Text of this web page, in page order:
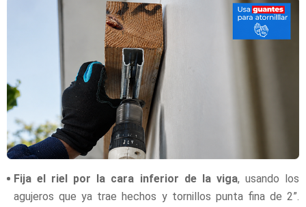
Fija el riel por la cara inferior de la viga, usando los
agujeros que ya trae hechos y tornillos punta fina de 2”.